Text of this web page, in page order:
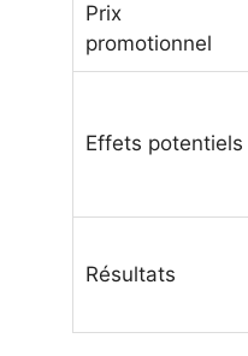
Prix
promotionnel
Effets potentiels
Résultats